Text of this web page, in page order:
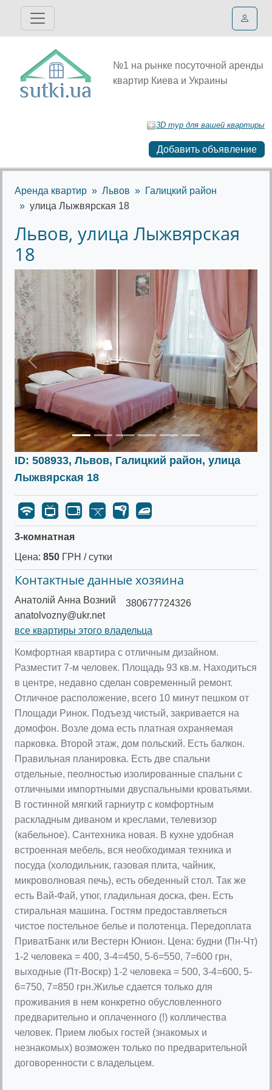
№1 на рынке посуточной аренды
квартир Киева и Украины
3D тур для вашей квартиры
Добавить объявление
Аренда квартир Львов
Галицкий район
улица Лыжвярская 18
Львов, улица Лыжвярская
18
Предыдущее
ID: 508933, Львов, Галицкий район, улица
Лыжвярская 18
3-комнатная
Цена: 850 ГРН / сутки
Контактные данные хозяина
Анатолій Анна Возний
anatolvozny@ukr.net
380677724326
все квартиры этого владельца
Комфортная квартира с отличным дизайном.
Разместит 7-м человек. Площадь 93 кв.м. Находиться
в центре, недавно сделан современный ремонт.
Отличное расположение, всего 10 минут пешком от
Площади Ринок. Подъезд чистый, закривается на
домофон. Возле дома есть платная охраняемая
парковка. Второй этаж, дом польский. Есть балкон.
Правильная планировка. Есть две спальни
отдельные, пеолностью изолированные спальни с
отличными импортными двуспальными кроватьями.
В гостинной мягкий гарниутр с комфортным
раскладным диваном и креслами, телевизор
(кабельное). Сантехника новая. В кухне удобная
встроенная мебель, вся необходимая техника и
посуда (холодильник, газовая плита, чайник,
микроволновая печь), есть обеденный стол. Так же
есть Вай-Фай, утюг, гладильная доска, фен. Есть
стиральная машина. Гостям предоставляеться
чистое постельное белье и полотенца. Передоплата
ПриватБанк или Вестерн Юнион. Цена: будни (Пн-Чт)
1-2 человека = 400, 3-4=450, 5-6=550, 7=600 грн,
выходные (Пт-Воскр) 1-2 человека = 500, 3-4=600, 5-
6=750, 7=850 грн.Жилье сдается только для
проживания в нем конкретно обусловленного
предварительно и оплаченного (!) колличества
человек. Прием любых гостей (знакомых и
незнакомых) возможен только по предварительной
договоренности с владельцем.